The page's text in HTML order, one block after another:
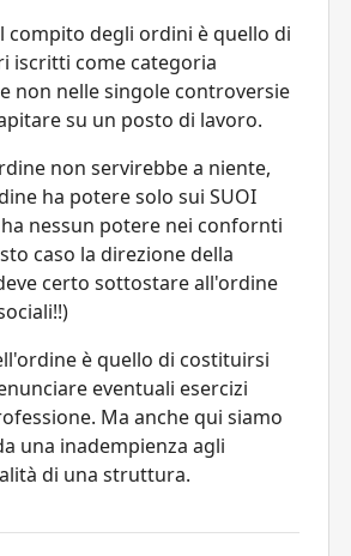
compito degli ordini è quello di
iscritti come categoria
non nelle singole controversie
su un posto di lavoro.
non servirebbe a niente,
ha potere solo sui SUOI
ha nessun potere nei confornti
caso la direzione della
certo sottostare all'ordine
è quello di costituirsi
eventuali esercizi
Ma anche qui siamo
una inadempienza agli
di una struttura.